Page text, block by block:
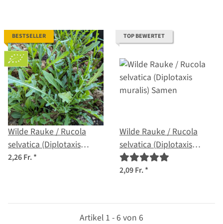
BESTSELLER
Wilde Rauke / Rucola
selvatica (Diplotaxis
muralis) Bio Saatgut
2,26 Fr.*
TOP BEWERTET
Wilde Rauke / Rucola
selvatica (Diplotaxis
muralis) Samen
2,09 Fr.*
Artikel 1 - 6 von 6